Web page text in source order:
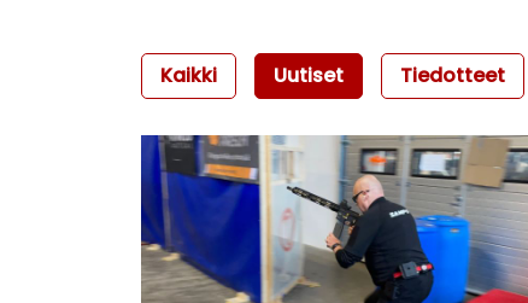
Kaikki Uutiset Tiedotteet